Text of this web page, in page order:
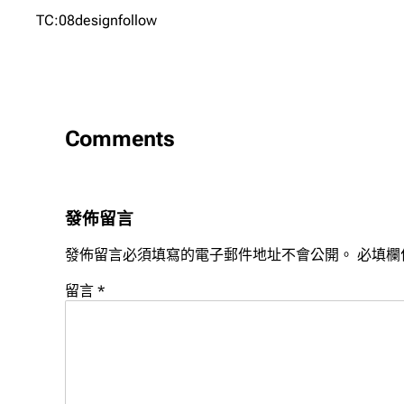
TC:08designfollow
Comments
發佈留言
發佈留言必須填寫的電子郵件地址不會公開。 必填
留言*